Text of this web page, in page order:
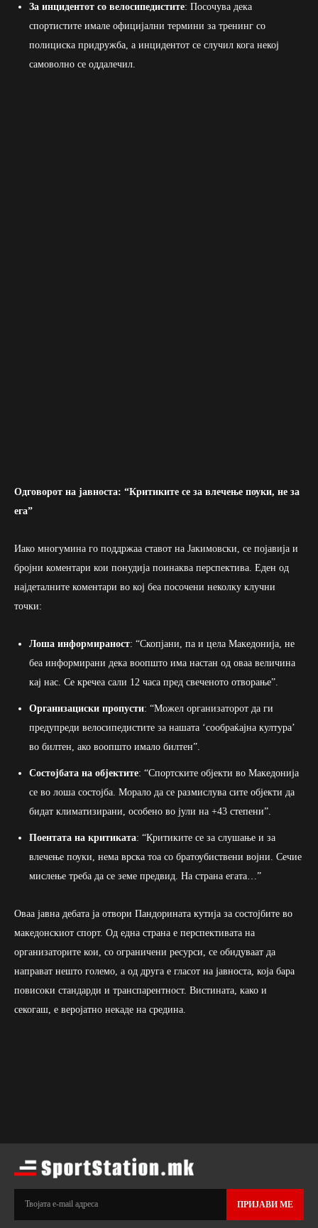
За инцидентот со велосипедистите: Посочува дека
спортистите имале официјални термини за тренинг со
полициска придружба, а инцидентот се случил кога некој
самоволно се оддалечил.
Одговорот на јавноста: “Критиките се за влечење поуки, не за
ега”
Иако многумина го поддржаа ставот на Јакимовски, се појавија и
бројни коментари кои понудија поинаква перспектива. Еден од
најдеталните коментари во кој беа посочени неколку клучни
точки:
Лоша информираност: “Скопјани, па и цела Македонија, не
беа информирани дека воопшто има настан од оваа величина
кај нас. Се кречеа сали 12 часа пред свеченото отворање”.
Организациски пропусти: “Можел организаторот да ги
предупреди велосипедистите за нашата ‘сообраќајна култура’
во билтен, ако воопшто имало билтен”.
Состојбата на објектите: “Спортските објекти во Македонија
се во лоша состојба. Морало да се размислува сите објекти да
бидат климатизирани, особено во јули на +43 степени”.
Поентата на критиката: “Критиките се за слушање и за
влечење поуки, нема врска тоа со братоубиствени војни. Сечие
мислење треба да се земе предвид. На страна егата…”
Оваа јавна дебата ја отвори Пандорината кутија за состојбите во
македонскиот спорт. Од една страна е перспективата на
организаторите кои, со ограничени ресурси, се обидуваат да
направат нешто големо, а од друга е гласот на јавноста, која бара
повисоки стандарди и транспарентност. Вистината, како и
секогаш, е веројатно некаде на средина.
ПРИЈАВИ МЕ